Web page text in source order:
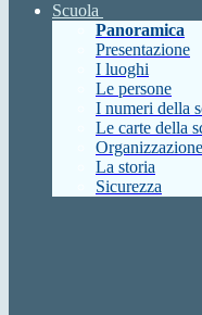
Scuola
Panoramica
Presentazione
I luoghi
Le persone
I numeri della
Le carte della
Organizzazione
La storia
Sicurezza